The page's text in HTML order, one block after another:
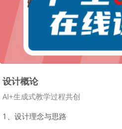
设计概论
课程类别
AI+生成式教学过程共创
1、设计理念与思路